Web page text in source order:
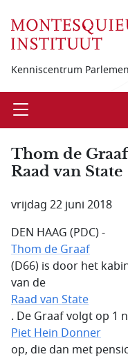
Kenniscentrum
Open
Thom de
Raad van State
vrijdag 22 juni 2018
DEN HAAG (PDC) -
Thom de Graaf
(D66) is door het
van de
Raad van State
. De Graaf volgt op 1
Piet Hein Donner
op, die dan met